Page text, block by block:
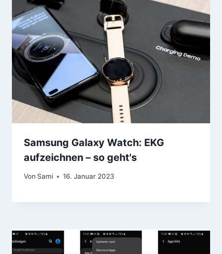
Samsung Galaxy Watch: EKG
aufzeichnen – so geht's
Von Sami 16. Januar 2023